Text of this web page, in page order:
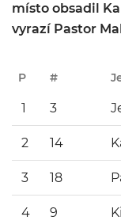
místo obsadil
vyrazí Pastor
P #
1 3
2 14
3 18
4 9